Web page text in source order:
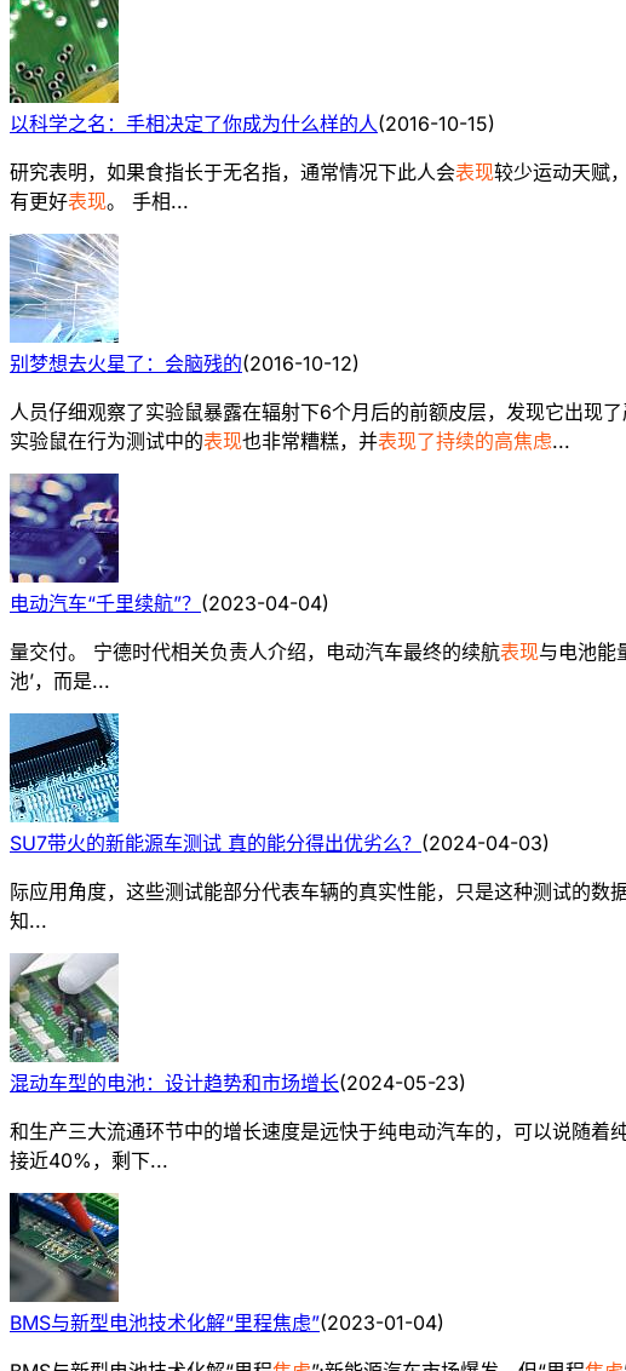
以科学之名：手相决定了你成为什么样的人(2016-10-15)
研究表明，如果食指长于无名指，通常情况下此人会表现较少运动天赋
有更好表现。 手相...
别梦想去火星了：会脑残的(2016-10-12)
人员仔细观察了实验鼠暴露在辐射下6个月后的前额皮层，发现它出现
实验鼠在行为测试中的表现也非常糟糕，并表现了持续的高焦虑...
电动汽车“千里续航”？ (2023-04-04)
量交付。 宁德时代相关负责人介绍，电动汽车最终的续航表现与电池能
池’，而是...
SU7带火的新能源车测试 真的能分得出优劣么？ (2024-04-03)
际应用角度，这些测试能部分代表车辆的真实性能，只是这种测试的数
知...
混动车型的电池：设计趋势和市场增长(2024-05-23)
和生产三大流通环节中的增长速度是远快于纯电动汽车的，可以说随着
接近40%，剩下...
BMS与新型电池技术化解“里程焦虑”(2023-01-04)